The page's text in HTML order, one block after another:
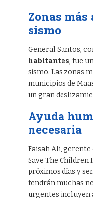
Zonas más
sismo
General Santos,
habitantes, fue
sismo. Las zonas
municipios de
un gran
Ayuda
necesaria
Faisah Ali,
Save The Children
próximos días y
tendrán muchas
urgentes incluyen